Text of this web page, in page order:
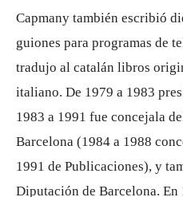
Capmany también escribió
guiones para programas de
tradujo al catalán libros
italiano. De 1979 a 1983
1983 a 1991 fue concejala
Barcelona (1984 a 1988
1991 de Publicaciones), y
Diputación de Barcelona. En